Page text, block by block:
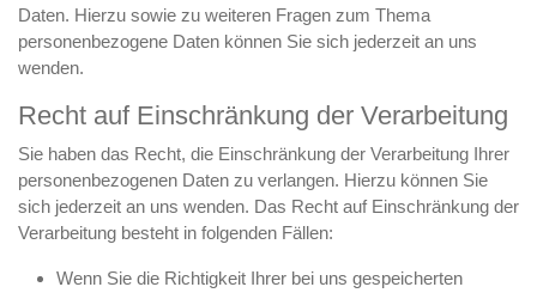
Daten. Hierzu sowie zu weiteren Fragen zum Thema
personenbezogene Daten können Sie sich jederzeit an uns
wenden.
Recht auf Einschränkung der Verarbeitung
Sie haben das Recht, die Einschränkung der Verarbeitung Ihrer
personenbezogenen Daten zu verlangen. Hierzu können Sie
sich jederzeit an uns wenden. Das Recht auf Einschränkung der
Verarbeitung besteht in folgenden Fällen:
Wenn Sie die Richtigkeit Ihrer bei uns gespeicherten